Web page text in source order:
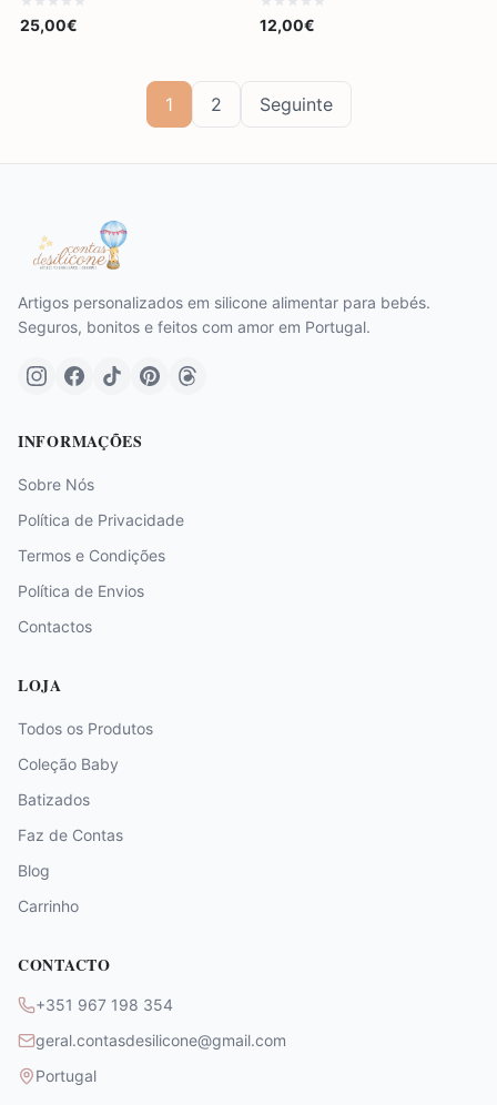
25,00€ 12,00€
1 2 Seguinte
Artigos personalizados em silicone alimentar para bebés.
Seguros, bonitos e feitos com amor em Portugal.
INFORMAÇÕES
Sobre Nós
Política de Privacidade
Termos e Condições
Política de Envios
Contactos
LOJA
Todos os Produtos
Coleção Baby
Batizados
Faz de Contas
Blog
Carrinho
CONTACTO
+351 967 198 354
geral.contasdesilicone@gmail.com
Portugal